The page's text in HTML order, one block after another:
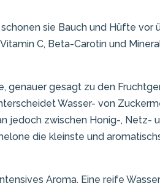
sie Bauch und Hüfte vor
C, Beta-Carotin und
genauer gesagt zu den
Wasser- von
jedoch zwischen Honig-, Netz-
die kleinste und
Aroma. Eine reife